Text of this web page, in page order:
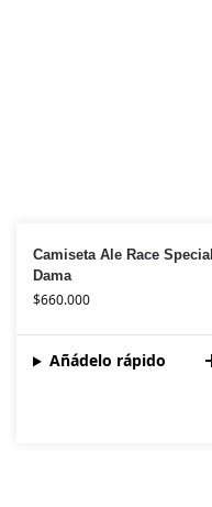
Camiseta Ale Race Special
Dama
$660.000
Añádelo rápido